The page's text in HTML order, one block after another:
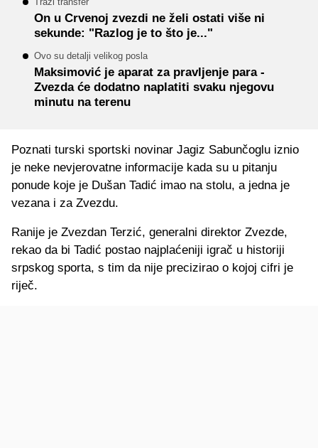
On u Crvenoj zvezdi ne želi ostati više ni
sekunde: "Razlog je to što je..."
Ovo su detalji velikog posla
Maksimović je aparat za pravljenje para -
Zvezda će dodatno naplatiti svaku njegovu
minutu na terenu
Poznati turski sportski novinar Jagiz Sabunčoglu iznio
je neke nevjerovatne informacije kada su u pitanju
ponude koje je Dušan Tadić imao na stolu, a jedna je
vezana i za Zvezdu.
Ranije je Zvezdan Terzić, generalni direktor Zvezde,
rekao da bi Tadić postao najplaćeniji igrač u historiji
srpskog sporta, s tim da nije precizirao o kojoj cifri je
riječ.